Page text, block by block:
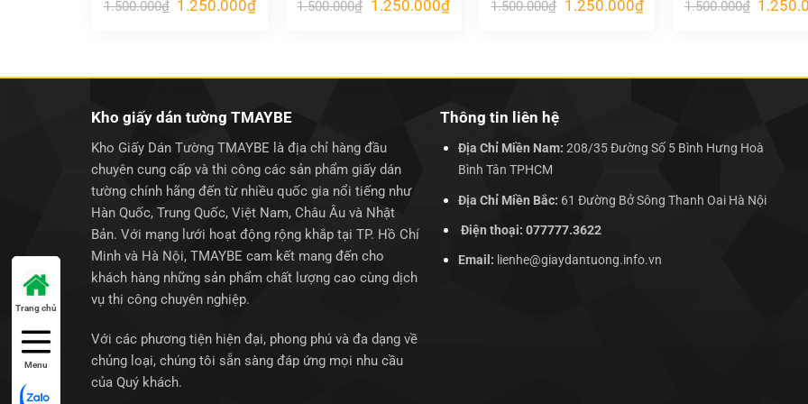
1.500.000₫ Giá
1.250.000₫Giá
1.500.000₫ Giá
1.250.000₫Giá
hiện
1.500.000₫ Giá
1.250.000₫Giá
hiện
1.500.000₫ Giá
Kho giấy dán tường TMAYBE
Kho Giấy Dán Tường TMAYBE là địa chỉ hàng đầu
chuyên cung cấp và thi công các sản phẩm giấy dán
tường chính hãng đến từ nhiều quốc gia nổi tiếng như
Hàn Quốc, Trung Quốc, Việt Nam, Châu Âu và Nhật
Bản. Với mạng lưới hoạt động rộng khắp tại TP. Hồ Chí
Minh và Hà Nội, TMAYBE cam kết mang đến cho
khách hàng những sản phẩm chất lượng cao cùng dịch
vụ thi công chuyên nghiệp.
Với các phương tiện hiện đại, phong phú và đa dạng về
chủng loại, chúng tôi sẵn sàng đáp ứng mọi nhu cầu
của Quý khách.
Thông tin liên hệ
Địa Chỉ Miền Nam: 208/35 Đường Số 5 Bình Hưng Hoà
Bình Tân TPHCM
Địa Chỉ Miền Bắc: 61 Đường Bở Sông Thanh Oai Hà Nội
Điện thoại: 077777.3622
Email: lienhe@giaydantuong.info.vn
Trang chủ
Menu